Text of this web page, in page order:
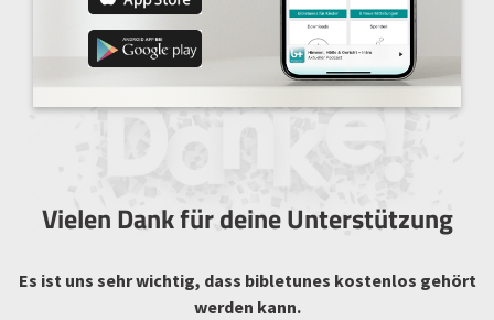
Vielen Dank für deine Unterstützung
Es ist uns sehr wichtig, dass bibletunes kostenlos gehört
werden kann.